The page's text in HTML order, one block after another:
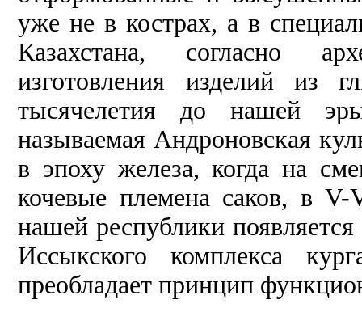
уже не в кострах, а в
Казахстана, согласно
изготовления изделий
тысячелетия до нашей
называемая Андроновская
в эпоху железа, когда на
кочевые племена саков, в
нашей республики
Иссыкского комплекса
преобладает принцип